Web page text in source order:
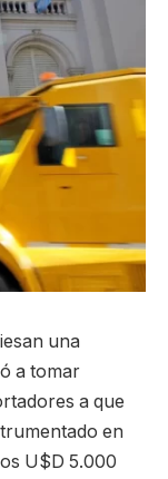
una
a tomar
a que
en
U$D 5.000